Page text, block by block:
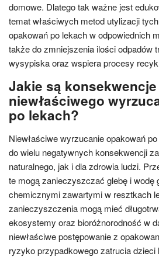
domowe. Dlatego tak ważne jest
temat właściwych metod utylizacji
opakowań po lekach w odpowiednich
także do zmniejszenia ilości odpadów
wysypiska oraz wspiera procesy
Jakie są konsekwencje
niewłaściwego
po lekach?
Niewłaściwe wyrzucanie opakowań
do wielu negatywnych konsekwencji
naturalnego, jak i dla zdrowia ludzi.
te mogą zanieczyszczać glebę i wodę
chemicznymi zawartymi w resztkach
zanieczyszczenia mogą mieć
ekosystemy oraz bioróżnorodność w
niewłaściwe postępowanie z
ryzyko przypadkowego zatrucia